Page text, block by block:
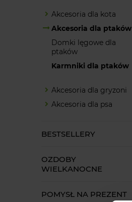
Akcesoria dla kota
Akcesoria dla ptaków
Domki lęgowe dla
ptaków
Karmniki dla ptaków
Akcesoria dla gryzoni
Akcesoria dla psa
BESTSELLERY
OZDOBY
WIELKANOCNE
POMYSŁ NA PREZENT